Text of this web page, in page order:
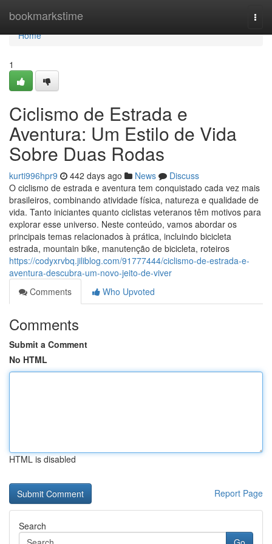
bookmarkstime
Home
Home
1
Ciclismo de Estrada e
Aventura: Um Estilo de Vida
Sobre Duas Rodas
kurti996hpr9 442 days ago News
Discuss
O ciclismo de estrada e aventura tem conquistado cada vez mais
brasileiros, combinando atividade física, natureza e qualidade de
vida. Tanto iniciantes quanto ciclistas veteranos têm motivos para
explorar esse universo. Neste conteúdo, vamos abordar os
principais temas relacionados à prática, incluindo bicicleta
estrada, mountain bike, manutenção de bicicleta, roteiros
https://codyxrvbq.jiliblog.com/91777444/ciclismo-de-estrada-e-
aventura-descubra-um-novo-jeito-de-viver
Comments
Who Upvoted
Comments
Submit a Comment
No HTML
HTML is disabled
Report Page
Search